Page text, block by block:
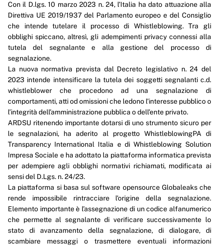
Provvedimenti
Controlli sulle imprese
Bandi di gara e contratti
Sovvenzioni, contributi, sussidi, vantaggi economici
Bilanci
Beni immobili e gestione patrimonio
Controlli e rilievi sull'amministrazione
Servizi erogati
Pagamenti dell'amministrazione
Opere pubbliche
Pianificazione e governo del territorio
Informazioni ambientali
Interventi straordinari e di emergenza
Con il D.lgs. 10 marzo 2023 n. 24, l’Italia ha dato attuazione alla
Direttiva UE 2019/1937 del Parlamento europeo e del Consiglio
che intende tutelare il processo di Whistleblowing. Tra gli
obblighi spiccano, altresì, gli adempimenti privacy connessi alla
tutela del segnalante e alla gestione del processo di
segnalazione.
La nuova normativa prevista dal Decreto legislativo n. 24 del
2023 intende intensificare la tutela dei soggetti segnalanti c.d.
whistleblower che procedono ad una segnalazione di
comportamenti, atti od omissioni che ledono l’interesse pubblico o
l’integrità dell’amministrazione pubblica o dell’ente privato.
ARDSU ritenendo importante dotarsi di uno strumento sicuro per
le segnalazioni, ha aderito al progetto WhistleblowingPA di
Transparency International Italia e di Whistleblowing Solution
Impresa Sociale e ha adottato la piattaforma informatica prevista
per adempiere agli obblighi normativi richiamati, modificata ai
sensi del D.Lgs. n. 24/23.
La piattaforma si basa sul software opensource Globaleaks che
rende impossibile rintracciare l'origine della segnalazione.
Elemento importante è l’assegnazione di un codice alfanumerico
che permette al segnalante di verificare successivamente lo
stato di avanzamento della segnalazione, di dialogare, di
scambiare messaggi o trasmettere eventuali informazioni